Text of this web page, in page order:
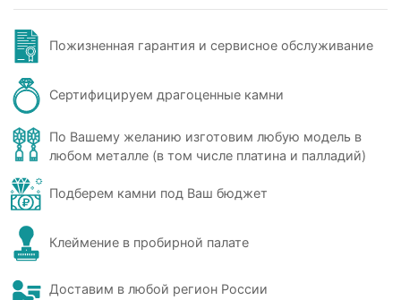
Пожизненная гарантия и сервисное обслуживание
Сертифицируем драгоценные камни
По Вашему желанию изготовим любую модель в
любом металле (в том числе платина и палладий)
Подберем камни под Ваш бюджет
Клеймение в пробирной палате
Доставим в любой регион России